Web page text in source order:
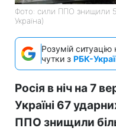
Фото: сили ППО знищили
Україна)
Розумій
чутки з РБК-
Росія в ніч на 7
Україні 67
ППО знищили